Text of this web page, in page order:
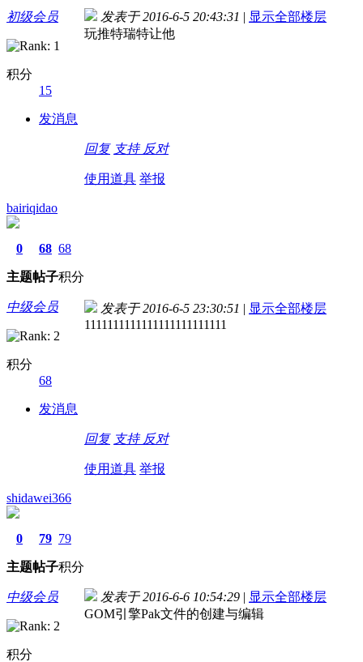
初级会员
积分
15
发消息
发表于 2016-6-5 20:43:31 | 显示全部楼层
玩推特瑞特让他
回复 支持 反对
使用道具 举报
bairiqidao
0
主题
68
帖子
68
积分
中级会员
积分
68
发消息
发表于 2016-6-5 23:30:51 | 显示全部楼层
1111111111111111111111111
回复 支持 反对
使用道具 举报
shidawei366
0
主题
79
帖子
79
积分
中级会员
积分
发表于 2016-6-6 10:54:29 | 显示全部楼层
GOM引擎Pak文件的创建与编辑